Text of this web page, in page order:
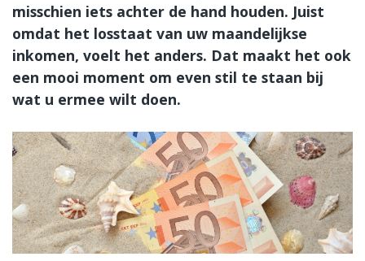
misschien iets achter de hand houden. Juist
omdat het losstaat van uw maandelijkse
inkomen, voelt het anders. Dat maakt het ook
een mooi moment om even stil te staan bij
wat u ermee wilt doen.